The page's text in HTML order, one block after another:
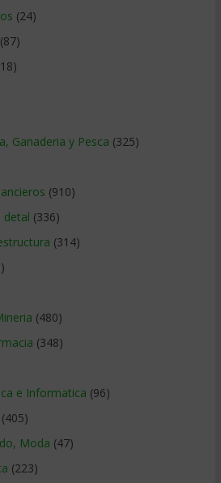
(24)
(87)
Ganaderia y Pesca (325)
(910)
detal (336)
(314)
(480)
(348)
e Informatica (96)
(405)
Moda (47)
(223)